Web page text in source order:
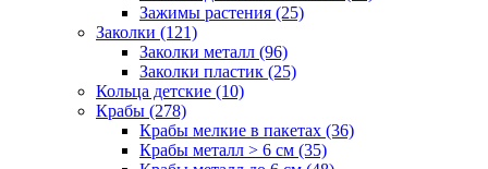
Зажимы растения (25)
Заколки (121)
Заколки металл (96)
Заколки пластик (25)
Кольца детские (10)
Крабы (278)
Крабы мелкие в пакетах (36)
Крабы металл > 6 см (35)